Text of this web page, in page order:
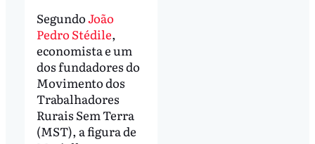
SegundoJoão
Pedro Stédile,
economista e um
dos fundadores do
Movimento dos
Trabalhadores
Rurais Sem Terra
(MST), a figura de